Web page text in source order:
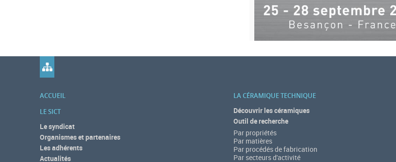
e
_
2
0
ACCUEIL
LE SICT
Le syndicat
Organismes et partenaires
Les adhérents
Actualités
LA CÉRAMIQUE TECHNIQUE
Découvrir les céramiques
Outil de recherche
Par propriétés
Par matières
Par procédés de fabrication
Par secteurs d'activité